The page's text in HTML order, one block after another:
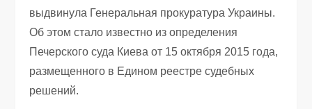
выдвинула Генеральная прокуратура Украины.
Об этом стало известно из определения
Печерского суда Киева от 15 октября 2015 года,
размещенного в Едином реестре судебных
решений.